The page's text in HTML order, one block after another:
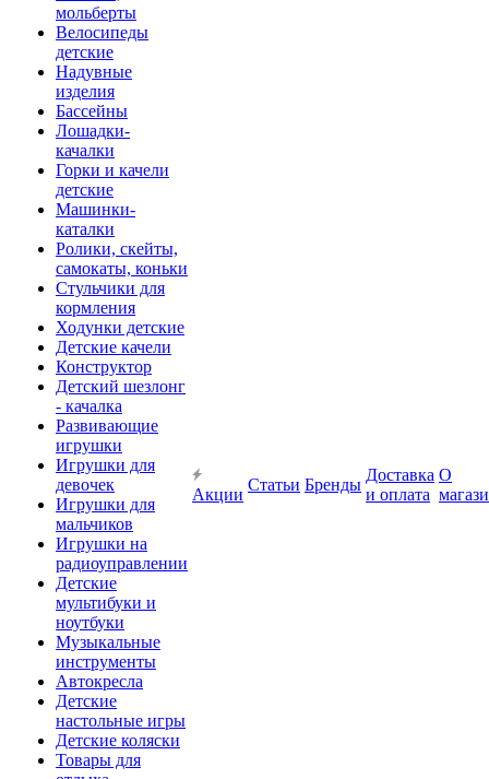
мольберты
Велосипеды
детские
Надувные
изделия
Бассейны
Лошадки-
качалки
Горки и качели
детские
Машинки-
каталки
Ролики, скейты,
самокаты, коньки
Стульчики для
кормления
Ходунки детские
Детские качели
Конструктор
Детский шезлонг
- качалка
Развивающие
игрушки
Игрушки для
девочек
Игрушки для
мальчиков
Игрушки на
радиоуправлении
Детские
мультибуки и
ноутбуки
Музыкальные
инструменты
Автокресла
Детские
настольные игры
Детские коляски
Товары для
Акции
Статьи Бренды
Доставка
и оплата
О